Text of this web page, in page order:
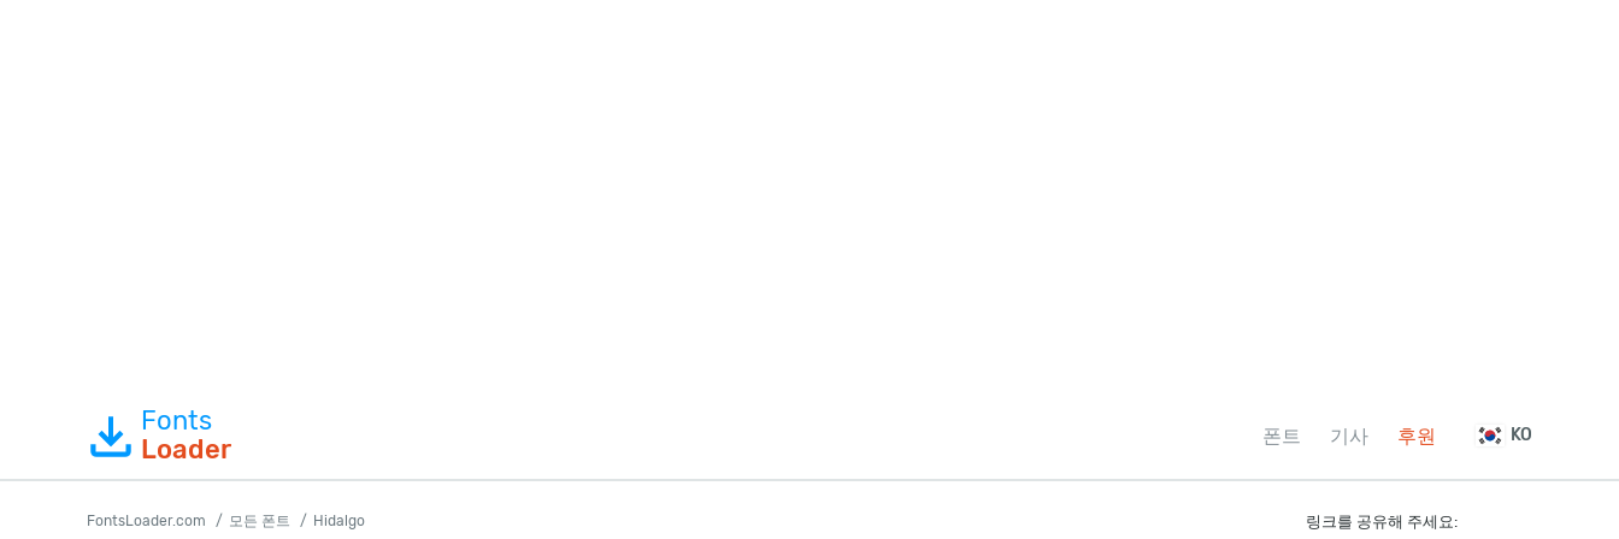
Fonts
Loader
폰트 기사 후원 KO
FontsLoader.com 모든 폰트 Hidalgo 링크를 공유해 주세요: